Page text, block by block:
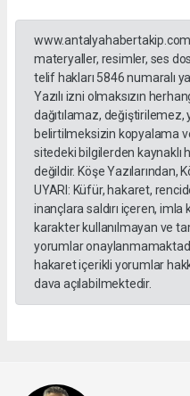
materyaller, resimler, ses
telif hakları 5846 numaralı
Yazılı izni olmaksızın
dağıtılamaz,
belirtilmeksizin kopyalama
sitedeki bilgilerden kaynaklı
değildir. Köşe Yazılarından,
UYARI: Küfür, hakaret,
inançlara saldırı içeren, imla
karakter kullanılmayan ve
yorumlar
hakaret içerikli yorumlar
dava açılabilmektedir.